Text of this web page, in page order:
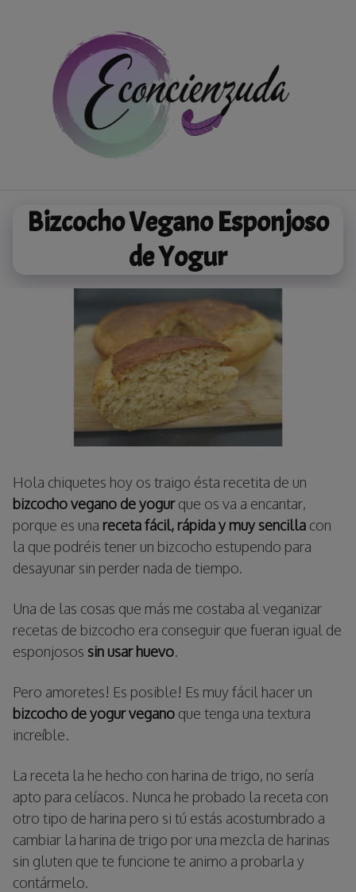
Bizcocho Vegano Esponjoso
de Yogur
Hola chiquetes hoy os traigo ésta recetita de un
bizcocho vegano de yogurque os va a encantar,
porque es una receta fácil, rápida y muy sencilla con
la que podréis tener un bizcocho estupendo para
desayunar sin perder nada de tiempo.
Una de las cosas que más me costaba al veganizar
recetas de bizcocho era conseguir que fueran igual de
esponjosos sin usar huevo.
Pero amoretes! Es posible! Es muy fácil hacer un
bizcocho de yogur vegano que tenga una textura
increíble.
La receta la he hecho con harina de trigo, no sería
apto para celíacos. Nunca he probado la receta con
otro tipo de harina pero si tú estás acostumbrado a
cambiar la harina de trigo por una mezcla de harinas
sin gluten que te funcione te animo a probarla y
contármelo.